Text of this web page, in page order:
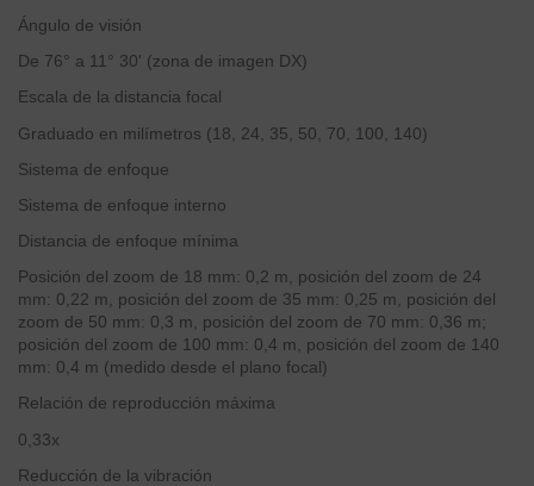
Ángulo de visión
De 76° a 11° 30' (zona de imagen DX)
Escala de la distancia focal
Graduado en milímetros (18, 24, 35, 50, 70, 100, 140)
Sistema de enfoque
Sistema de enfoque interno
Distancia de enfoque mínima
Posición del zoom de 18 mm: 0,2 m, posición del zoom de 24
mm: 0,22 m, posición del zoom de 35 mm: 0,25 m, posición del
zoom de 50 mm: 0,3 m, posición del zoom de 70 mm: 0,36 m;
posición del zoom de 100 mm: 0,4 m, posición del zoom de 140
mm: 0,4 m (medido desde el plano focal)
Relación de reproducción máxima
0,33x
Reducción de la vibración